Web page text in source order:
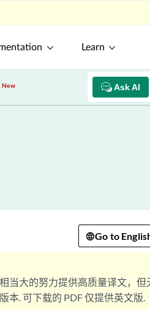
Learn
Ask AI
New
Go to
当大的努力提供高质量译文，但
本. 可下载的 PDF 仅提供英文版.